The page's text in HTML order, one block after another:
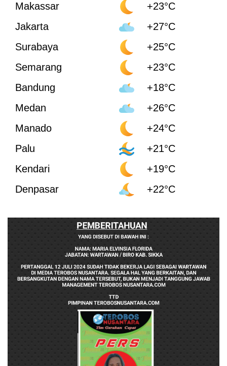
Makassar
+23°C
Jakarta
+27°C
Surabaya
+25°C
Semarang
+23°C
Bandung
+18°C
Medan
+26°C
Manado
+24°C
Palu
+21°C
Kendari
+19°C
Denpasar
+22°C